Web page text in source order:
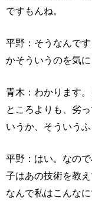
ですもんね。
平野：そうなんで
かそういうのを気に
青木：わかります
ところよりも、劣
いうか、そういう
平野：はい。なの
子はあの技術を教
なんで私はこんな